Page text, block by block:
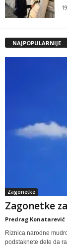
NAJPOPULARNIJE
Zagonetke
Zagonetke
Predrag Konatarević
Riznica narodne
podstaknete dete da